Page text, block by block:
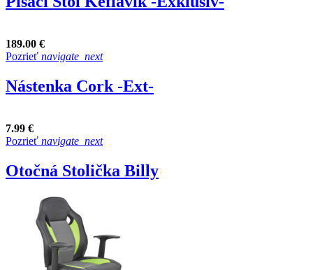
189.00 €
Pozrieť navigate_next
Nástenka Cork -Ext-
7.99 €
Pozrieť navigate_next
Otočná Stolička Billy